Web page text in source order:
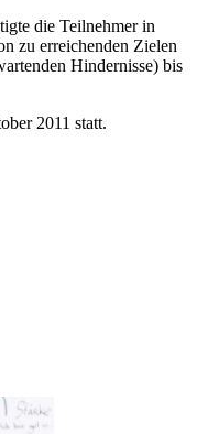
die Teilnehmer in
zu erreichenden Zielen
Hindernisse) bis
2011 statt.